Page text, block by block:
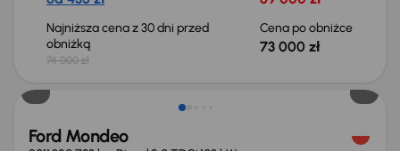
Najniższa cena z 30 dni przed
obniżką
74 000 zł
Cena po obniżce
73 000 zł
Ford Mondeo